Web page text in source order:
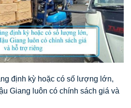
định kỳ hoặc có số lượng lớn,
Giang luôn có chính sách giá và